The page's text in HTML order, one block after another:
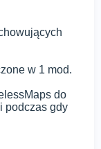
w 1 mod.
do
podczas gdy